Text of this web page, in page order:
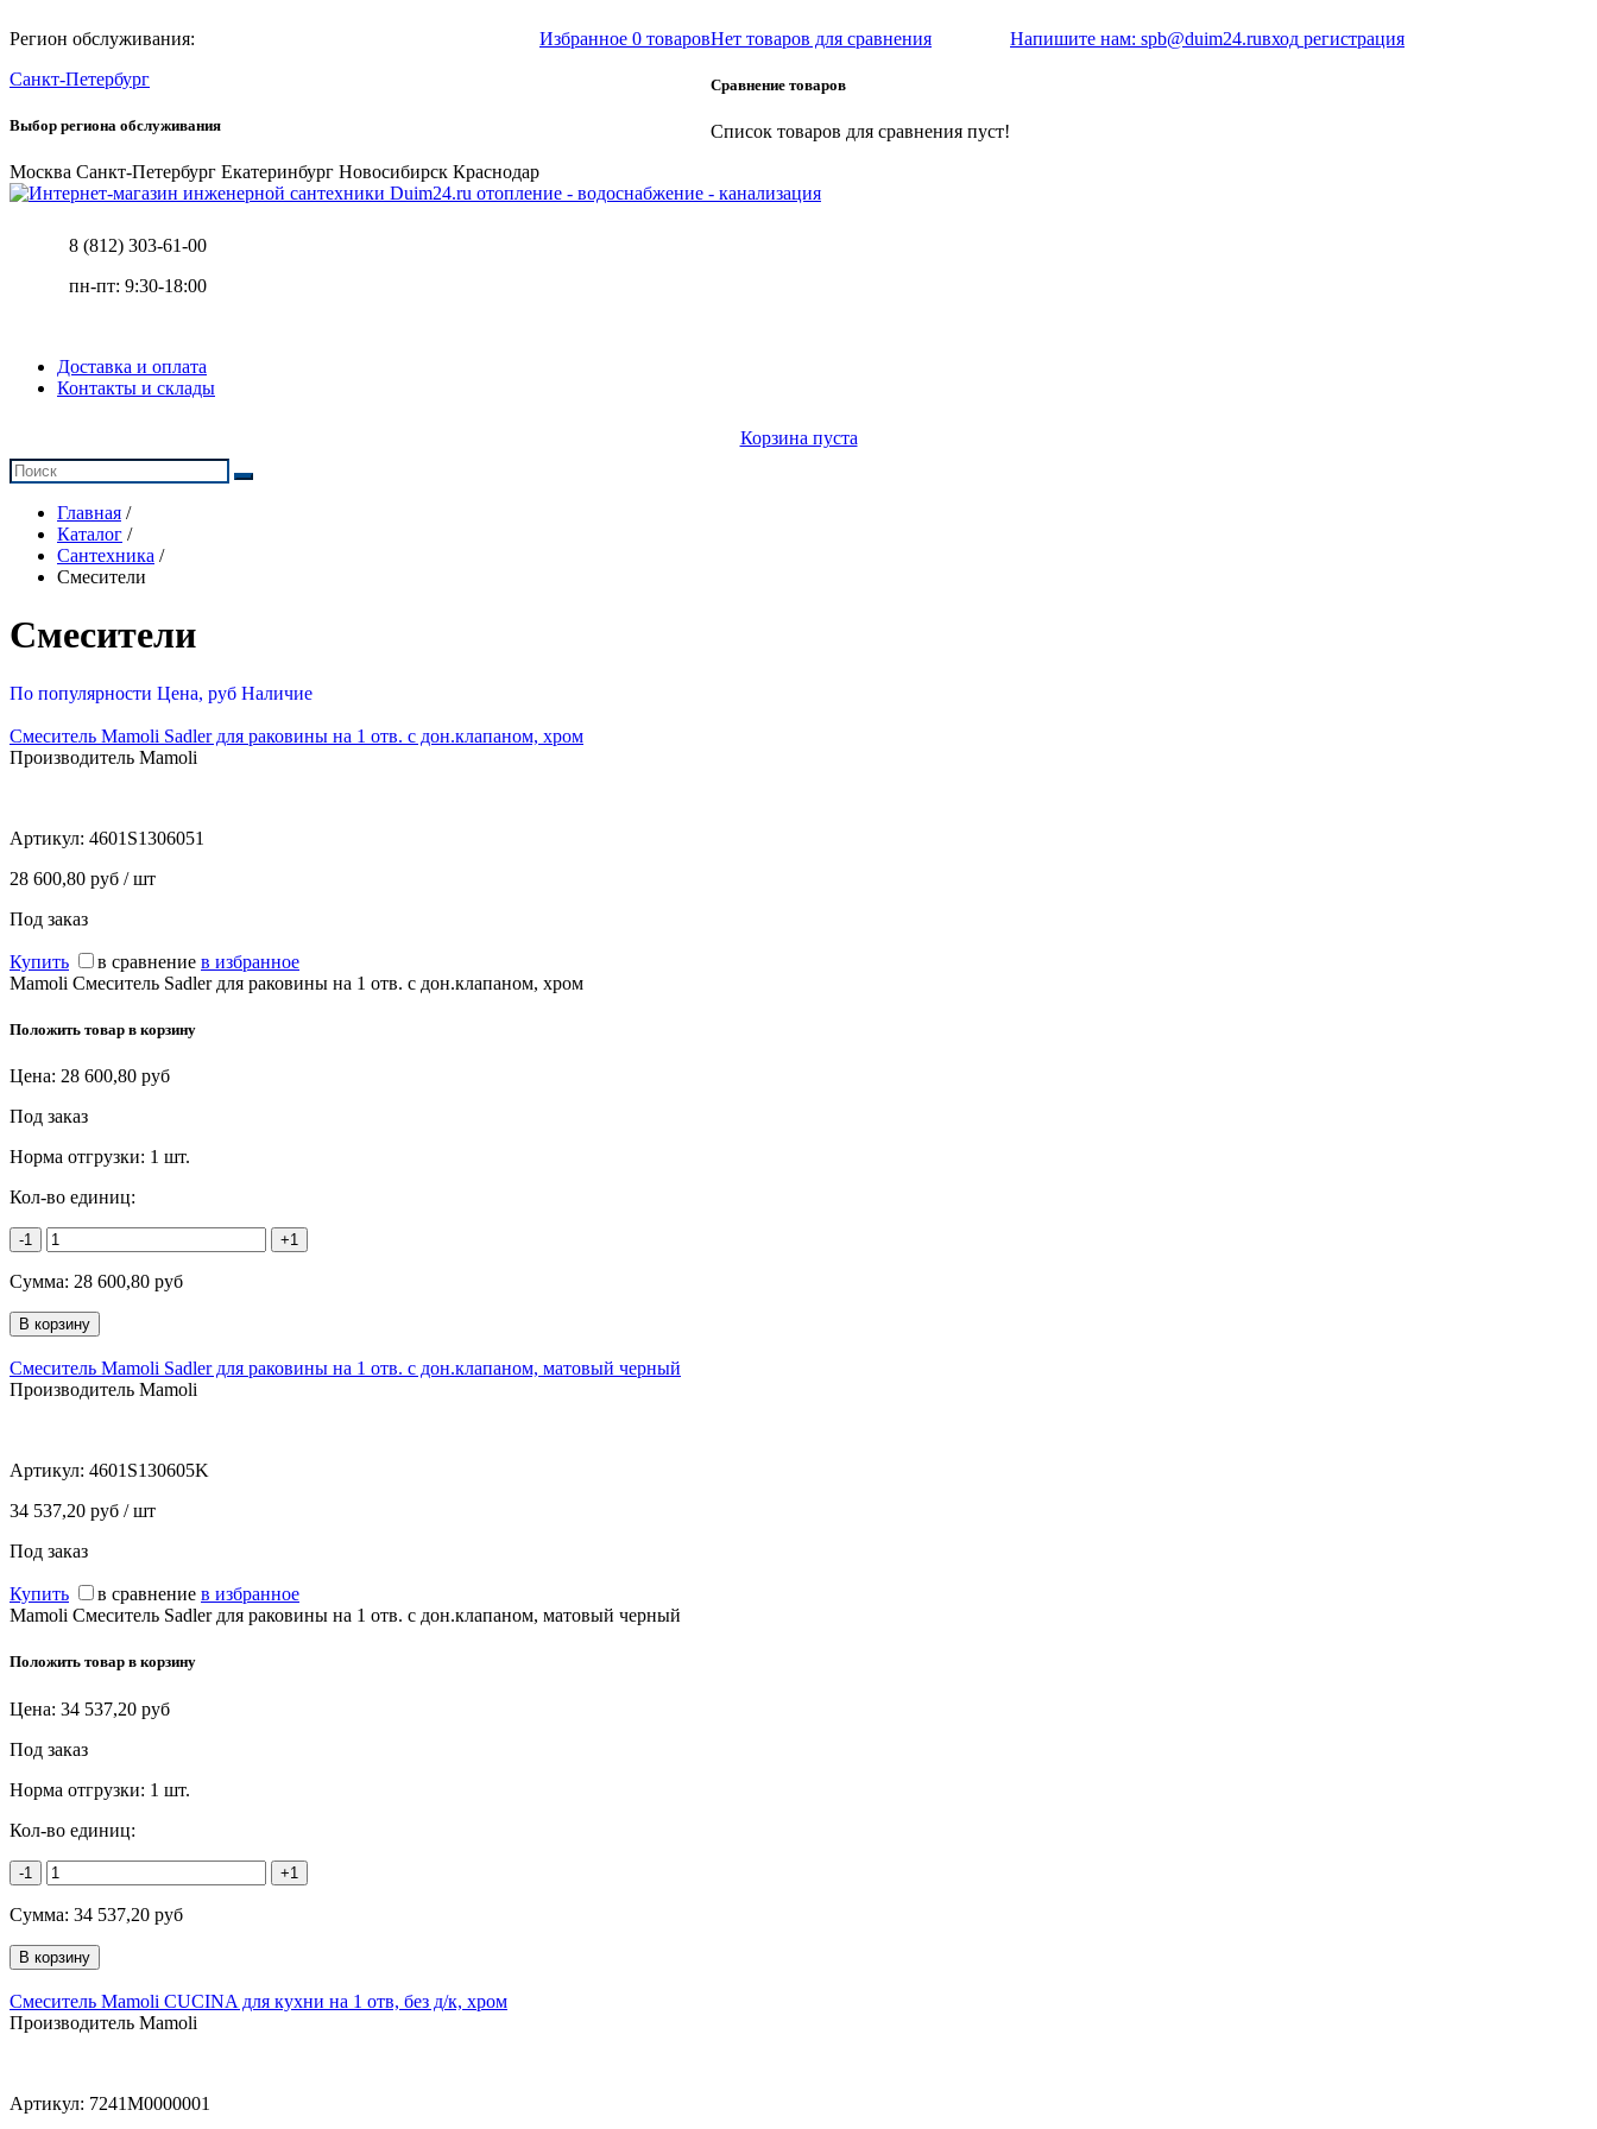
Регион обслуживания:
Санкт-Петербург
Выбор региона обслуживания
Москва Санкт-Петербург Екатеринбург Новосибирск Краснодар
Избранное 0 товаровНет товаров для сравнения
Сравнение товаров
Список товаров для сравнения пуст!
Напишите нам: spb@duim24.ruвход регистрация
отопление - водоснабжение - канализация
8 (812) 303-61-00
пн-пт: 9:30-18:00
Доставка и оплата
Контакты и склады
Корзина пуста
Главная /
Каталог /
Сантехника /
Смесители
Смесители
По популярности Цена, руб Наличие
Смеситель Mamoli Sadler для раковины на 1 отв. с дон.клапаном, хром
Производитель Mamoli
Артикул: 4601S1306051
28 600,80 руб / шт
Под заказ
Купить в сравнение в избранное
Mamoli Смеситель Sadler для раковины на 1 отв. с дон.клапаном, хром
Положить товар в корзину
Цена: 28 600,80 руб
Под заказ
Норма отгрузки: 1 шт.
Кол-во единиц:
-1 +1
Сумма: 28 600,80 руб
Смеситель Mamoli Sadler для раковины на 1 отв. с дон.клапаном, матовый черный
Производитель Mamoli
Артикул: 4601S130605K
34 537,20 руб / шт
Под заказ
Купить в сравнение в избранное
Mamoli Смеситель Sadler для раковины на 1 отв. с дон.клапаном, матовый черный
Положить товар в корзину
Цена: 34 537,20 руб
Под заказ
Норма отгрузки: 1 шт.
Кол-во единиц:
-1 +1
Сумма: 34 537,20 руб
Смеситель Mamoli CUCINA для кухни на 1 отв, без д/к, хром
Производитель Mamoli
Артикул: 7241M0000001